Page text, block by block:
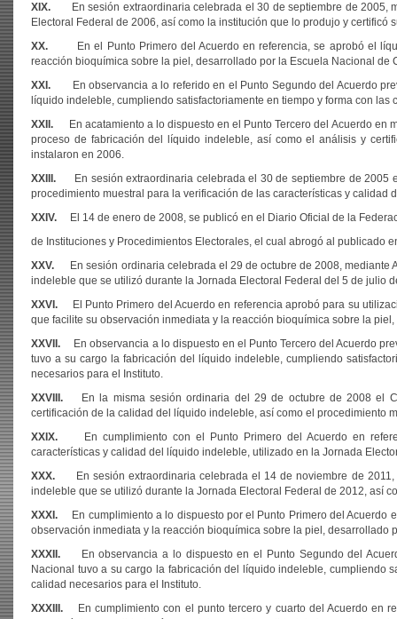
XIX. En sesión extraordinaria celebrada el 30 de septiembre de 2005,
Electoral Federal de 2006, así como la institución que lo produjo y certificó
XX. En el Punto Primero del Acuerdo en referencia, se aprobó el
reacción bioquímica sobre la piel, desarrollado por la Escuela Nacional
XXI. En observancia a lo referido en el Punto Segundo del Acuerdo
líquido indeleble, cumpliendo satisfactoriamente en tiempo y forma con
XXII. En acatamiento a lo dispuesto en el Punto Tercero del Acuerdo en
proceso de fabricación del líquido indeleble, así como el análisis y
instalaron en 2006.
XXIII. En sesión extraordinaria celebrada el 30 de septiembre de 2005
procedimiento muestral para la verificación de las características y
XXIV. El 14 de enero de 2008, se publicó en el Diario Oficial de la
de Instituciones y Procedimientos Electorales, el cual abrogó al publicado
XXV. En sesión ordinaria celebrada el 29 de octubre de 2008, mediante
indeleble que se utilizó durante la Jornada Electoral Federal del 5 de julio
XXVI. El Punto Primero del Acuerdo en referencia aprobó para su
que facilite su observación inmediata y la reacción bioquímica sobre la
XXVII. En observancia a lo dispuesto en el Punto Tercero del Acuerdo
tuvo a su cargo la fabricación del líquido indeleble, cumpliendo
necesarios para el Instituto.
XXVIII. En la misma sesión ordinaria del 29 de octubre de 2008 el
certificación de la calidad del líquido indeleble, así como el procedimiento
XXIX. En cumplimiento con el Punto Primero del Acuerdo en
características y calidad del líquido indeleble, utilizado en la Jornada
XXX. En sesión extraordinaria celebrada el 14 de noviembre de 2011,
indeleble que se utilizó durante la Jornada Electoral Federal de 2012, así
XXXI. En cumplimiento a lo dispuesto por el Punto Primero del Acuerdo
observación inmediata y la reacción bioquímica sobre la piel,
XXXII. En observancia a lo dispuesto en el Punto Segundo del
Nacional tuvo a su cargo la fabricación del líquido indeleble, cumpliendo
calidad necesarios para el Instituto.
XXXIII. En cumplimiento con el punto tercero y cuarto del Acuerdo en